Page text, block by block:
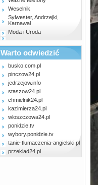
Weselnik
Sylwester, Andrzejki,
Karnawał
Moda i Uroda
Warto odwiedzić
busko.com.pl
pinczow24.pl
jedrzejow.info
staszow24.pl
chmielnik24.pl
kazimierza24.pl
wloszczowa24.pl
ponidzie.tv
wybory.ponidzie.tv
tanie-tlumaczenia-angielski.pl
przeklad24.pl